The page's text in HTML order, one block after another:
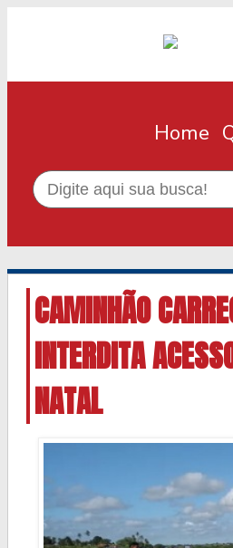
Home
CAMINHÃO
INTERDITA
NATAL